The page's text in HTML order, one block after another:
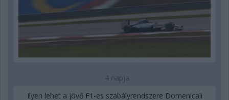
4 napja
Ilyen lehet a jövő F1-es szabályrendszere Domenicali